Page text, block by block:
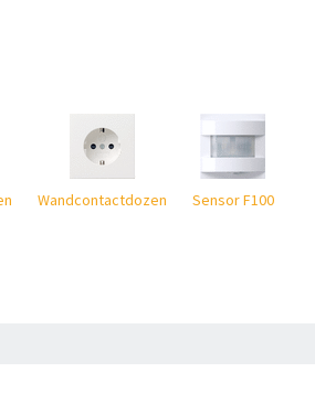
Wandcontactdozen Sensor F100